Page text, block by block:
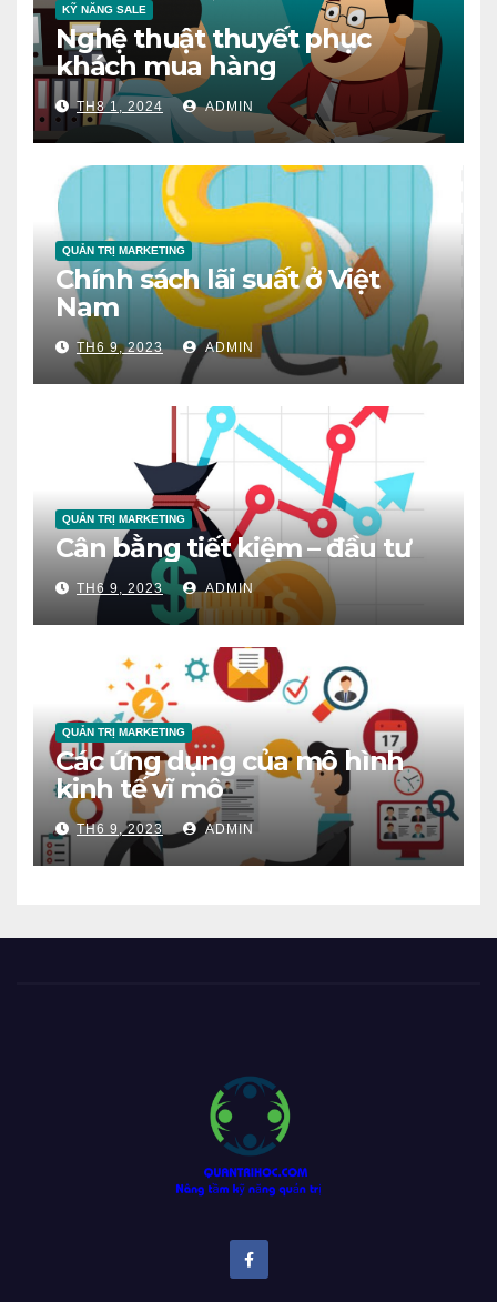
KỸ NĂNG SALE
Nghệ thuật thuyết phục
khách mua hàng
TH8 1, 2024 ADMIN
QUẢN TRỊ MARKETING
Chính sách lãi suất ở Việt
Nam
TH6 9, 2023 ADMIN
QUẢN TRỊ MARKETING
Cân bằng tiết kiệm – đầu tư
TH6 9, 2023 ADMIN
QUẢN TRỊ MARKETING
Các ứng dụng của mô hình
kinh tế vĩ mô
TH6 9, 2023 ADMIN